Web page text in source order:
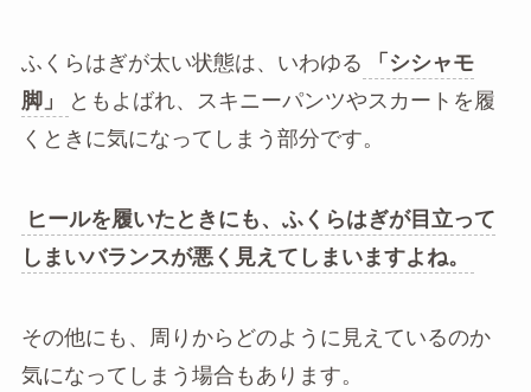
ふくらはぎが太い状態は、いわゆる
「シシャモ
脚」
ともよばれ、スキニーパンツやスカートを履
くときに気になってしまう部分です。
ヒールを履いたときにも、ふくらはぎが目立って
しまいバランスが悪く見えてしまいますよね。
その他にも、周りからどのように見えているのか
気になってしまう場合もあります。